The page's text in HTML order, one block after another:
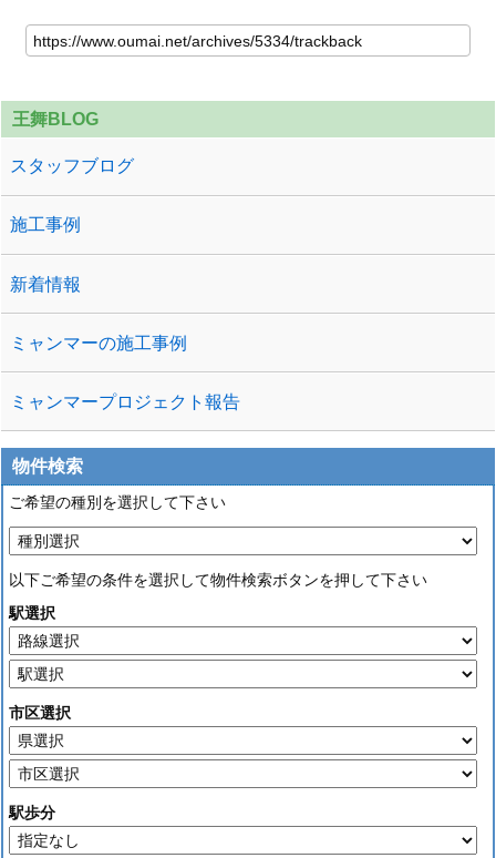
王舞BLOG
スタッフブログ
施工事例
新着情報
ミャンマーの施工事例
ミャンマープロジェクト報告
物件検索
ご希望の種別を選択して下さい
以下ご希望の条件を選択して物件検索ボタンを押して下さい
駅選択
市区選択
駅歩分